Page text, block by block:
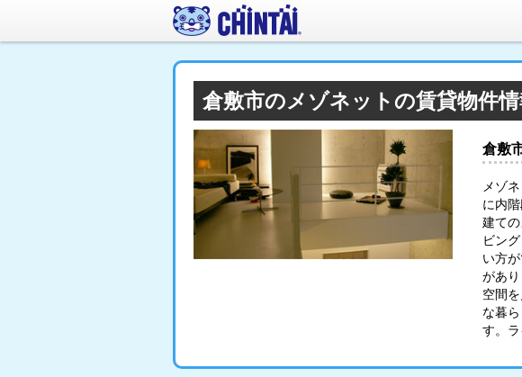
倉敷市のメゾネットの賃貸物件
倉敷
メゾ
に内
建て
ビン
い方
があ
空間
な暮
す。